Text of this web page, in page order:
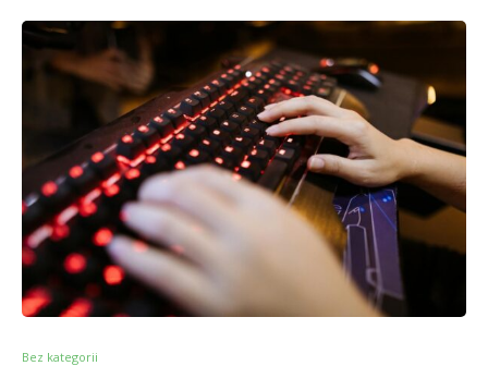
Bez kategorii